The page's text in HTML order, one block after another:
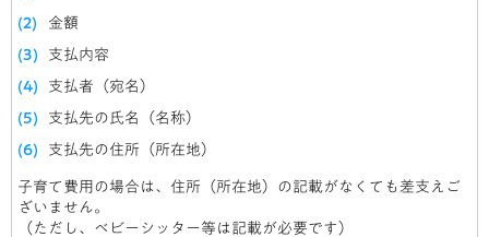
金額
支払内容
支払者（宛名）
支払先の氏名（名称）
支払先の住所（所在地）
子育て費用の場合は、住所（所在地）の記載がなくても差支えご
ざいません。
（ただし、ベビーシッター等は記載が必要です）